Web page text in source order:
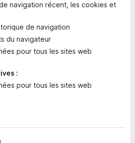
navigation récent, les cookies et
de navigation
du navigateur
pour tous les sites web
:
pour tous les sites web